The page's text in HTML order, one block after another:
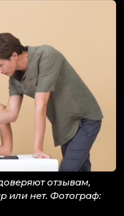
отзывам,
или нет. Фотограф: